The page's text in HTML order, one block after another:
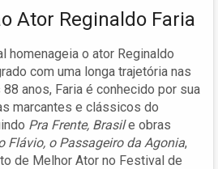
Ator Reginaldo Faria
homenageia o ator Reginaldo
com uma longa trajetória nas
anos, Faria é conhecido por sua
marcantes e clássicos do
Pra Frente, Brasile obras
Flávio, o Passageiro da Agonia,
de Melhor Ator no Festival de